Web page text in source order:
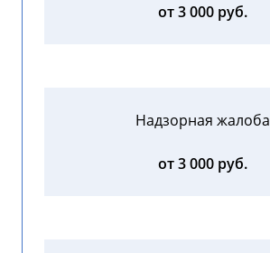
от 3 000 руб.
Надзорная жалоба
от 3 000 руб.